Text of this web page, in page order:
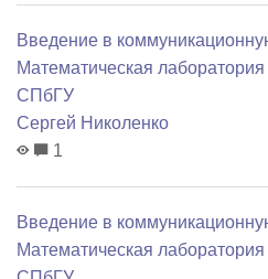
Введение в
Математичеcкая
СПбГУ
Сергей Николенко
1
Введение в
Математичеcкая